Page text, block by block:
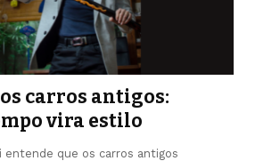
carros antigos:
vira estilo
entende que os carros antigos